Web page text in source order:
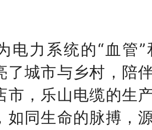
电力系统的“血管
了城市与乡村，陪
市，乐山电缆的生
如同生命的脉搏，